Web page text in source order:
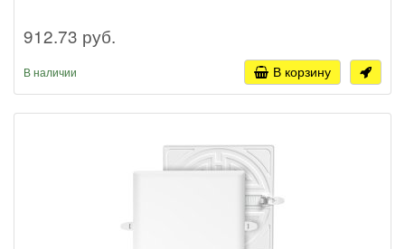
912.73 руб.
В наличии В корзину